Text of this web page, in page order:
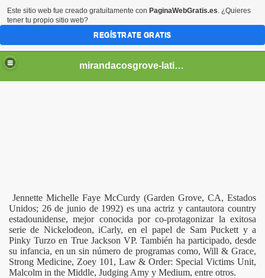
mirandacosgrove-latino
Jennette Michelle Faye McCurdy (Garden Grove, CA, Estados
Unidos; 26 de junio de 1992) es una actriz y cantautora country
estadounidense, mejor conocida por co-protagonizar la exitosa
serie de Nickelodeon, iCarly, en el papel de Sam Puckett y a
Pinky Turzo en True Jackson VP. También ha participado, desde
su infancia, en un sin número de programas como, Will & Grace,
Strong Medicine, Zoey 101, Law & Order: Special Victims Unit,
Malcolm in the Middle, Judging Amy y Medium, entre otros.
Este sitio web fue creado gratuitamente con PaginaWebGratis.es. ¿Quieres
tener tu propio sitio web?
REGÍSTRATE GRATIS